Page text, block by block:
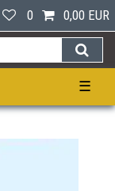
0 0,00 EUR
☰